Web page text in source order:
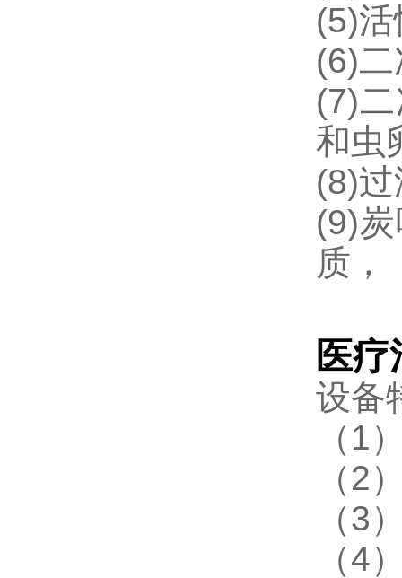
(5)
(6)
(7)
和虫
(8)
(9)
质，
医
设备
（1
（2
（3
（4